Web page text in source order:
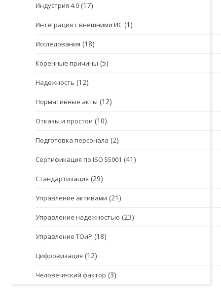
Индустрия 4.0 (17)
Интеграция с внешними ИС (1)
Исследования (18)
Коренные причины (5)
Надежность (12)
Нормативные акты (12)
Отказы и простои (10)
Подготовка персонала (2)
Сертификация по ISO 55001 (41)
Стандартизация (29)
Управление активами (21)
Управление надежностью (23)
Управление ТОиР (18)
Цифровизация (12)
Человеческий фактор (3)